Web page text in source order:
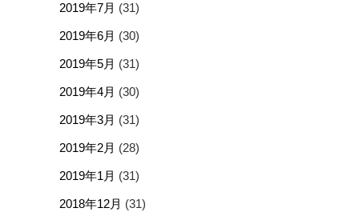
2019年7月 (31)
2019年6月 (30)
2019年5月 (31)
2019年4月 (30)
2019年3月 (31)
2019年2月 (28)
2019年1月 (31)
2018年12月 (31)